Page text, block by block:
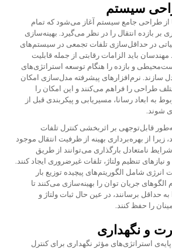
سیستم
از طراحی جامع سیستم آغاز می‌شود که تمام
بر بازده انتقال را در نظر می‌گیرد. بهینه‌سازی
در حداقل‌سازی تلفات تجمعی در سیستم‌های
باید الزامات رقابتی از جمله قابلیت
و بازده را هنگام توسعه استراتژی‌های
سازند. نرم‌افزارهای پیشرفته مدل‌سازی امکان
طراحی را فراهم می‌کنند و این امکان را
به ابعاد رسانا، مسیریابی و پیکربندی قبل از
شوند.
قابل‌توجهی بر اثربخشی کنترل تلفات
از بهره‌برداری بهینه از ظرفیت انتقال موجود
نامتعادل بارگذاری می‌توانند از طریق
تنظیم ولتاژ، تلفات غیرضروری ایجاد کنند.
شامل الگوریتم‌های پیچیده توزیع بار
جریان توان را بهینه‌سازی می‌کنند تا
حداقل برسانند، در عین حال ثبات ولتاژ و
را حفظ کنند.
و نگهداری
استراتژی‌های مؤثر نگهداری برای کنترل